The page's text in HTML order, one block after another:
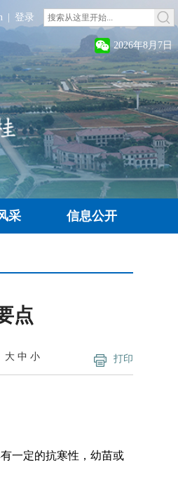
登录
2026年8月7日
采 信息公开
点
打印
大 中 小
一定的抗寒性，幼苗或